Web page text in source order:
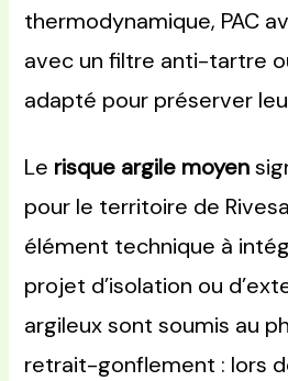
thermodynamique, PAC
avec un filtre anti-tartre
adapté pour préserver
Le risque argile moyen
pour le territoire de
élément technique à
projet d’isolation ou
argileux sont soumis au
retrait-gonflement : lors